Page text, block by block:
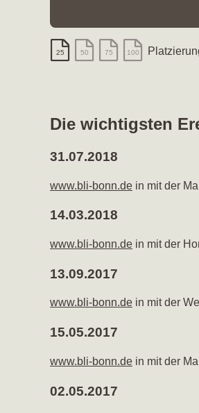
25 50 75 100
Die wichtigsten
31.07.2018
www.bli-bonn.de in mit der
14.03.2018
www.bli-bonn.de in mit der
13.09.2017
www.bli-bonn.de in mit der
15.05.2017
www.bli-bonn.de in mit der
02.05.2017